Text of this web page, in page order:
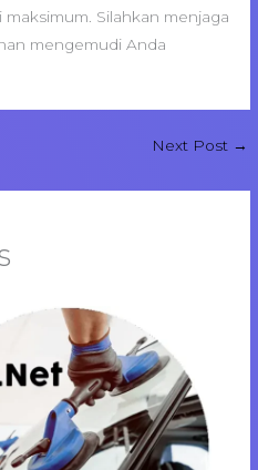
Silahkan menjaga
mengemudi Anda
Next Post →